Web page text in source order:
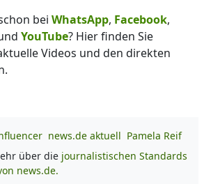
bei WhatsApp, Facebook,
YouTube? Hier finden Sie
Videos und den direkten
news.de aktuell Pamela Reif
über die journalistischen Standards
news.de.